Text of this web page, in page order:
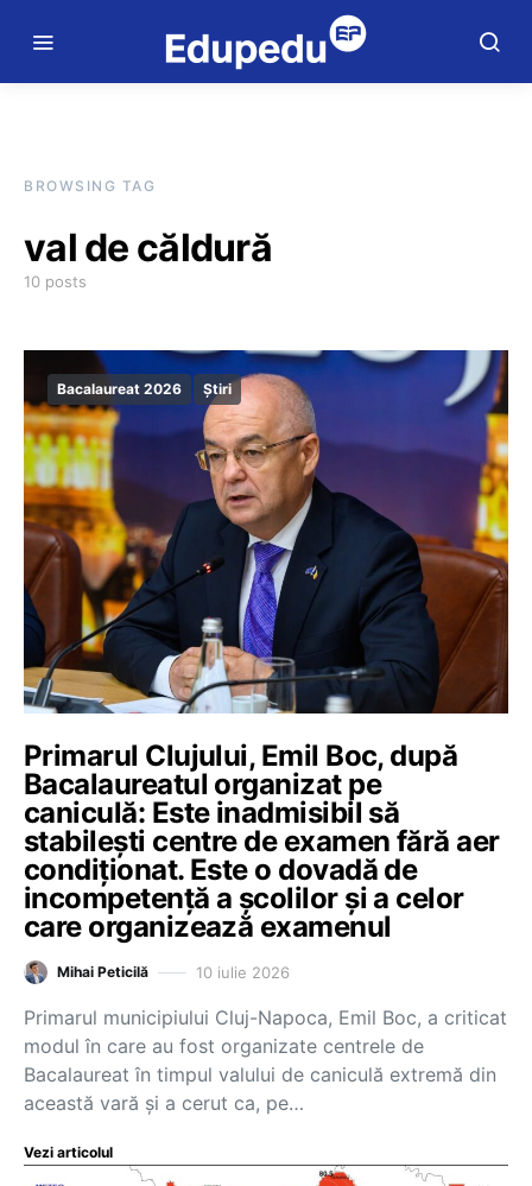
BROWSING TAG
val de căldură
10 posts
Bacalaureat 2026 Știri
Primarul Clujului, Emil Boc, după
Bacalaureatul organizat pe
caniculă: Este inadmisibil să
stabilești centre de examen fără aer
condiționat. Este o dovadă de
incompetență a școlilor și a celor
care organizează examenul
Mihai Peticilă 10 iulie 2026
Primarul municipiului Cluj-Napoca, Emil Boc, a criticat
modul în care au fost organizate centrele de
Bacalaureat în timpul valului de caniculă extremă din
această vară și a cerut ca, pe…
Vezi articolul